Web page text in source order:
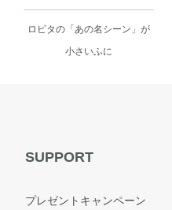
ロビタの「あの名シーン」が
小さいふに
SUPPORT
プレゼントキャンペーン